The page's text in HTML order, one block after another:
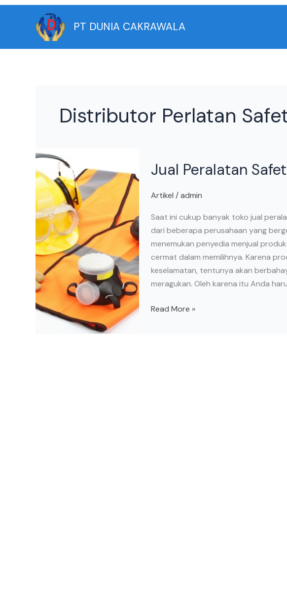
Skip
PT DUNIA CAKRAWALA
Distributor Perlatan
Jual Peralatan
Artikel /admin
Saat ini cukup banyak toko jual
dari beberapa perusahaan yang
menemukan penyedia menjual
cermat dalam memilihnya. Karena
keselamatan, tentunya akan
meragukan. Oleh karena itu Anda
Peralatan
Read More »